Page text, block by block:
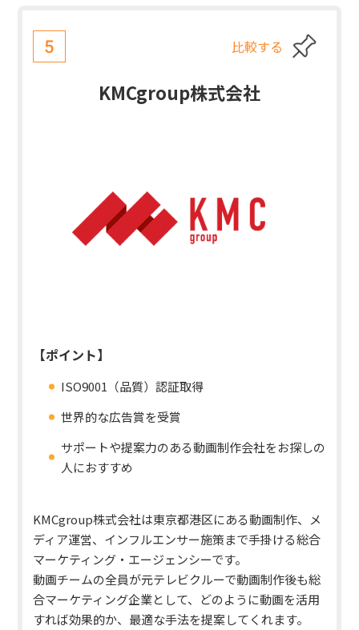
5 比較する
KMCgroup株式会社
【ポイント】
ISO9001（品質）認証取得
世界的な広告賞を受賞
サポートや提案力のある動画制作会社をお探しの
人におすすめ
KMCgroup株式会社は東京都港区にある動画制作、メ
ディア運営、インフルエンサー施策まで手掛ける総合
マーケティング・エージェンシーです。
動画チームの全員が元テレビクルーで動画制作後も総
合マーケティング企業として、どのように動画を活用
すれば効果的か、最適な手法を提案してくれます。